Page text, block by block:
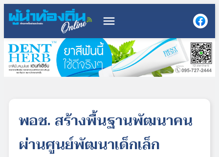
menu
พอช. สร้างพื้นฐานพัฒนาคน
ผ่านศูนย์พัฒนาเด็กเล็ก